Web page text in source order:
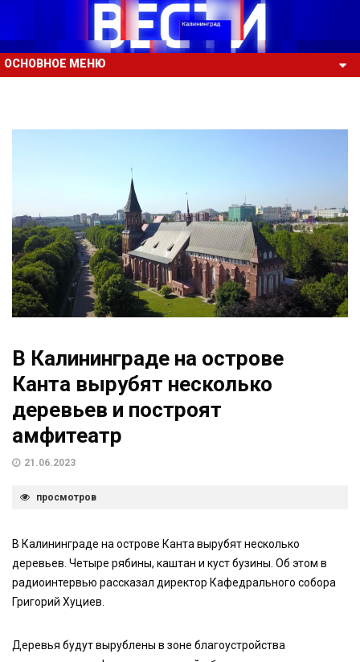
ОСНОВНОЕ МЕНЮ
В Калининграде на острове
Канта вырубят несколько
деревьев и построят
амфитеатр
21.06.2023
просмотров
В Калининграде на острове Канта вырубят несколько
деревьев. Четыре рябины, каштан и куст бузины. Об этом в
радиоинтервью рассказал директор Кафедрального собора
Григорий Хуциев.
Деревья будут вырублены в зоне благоустройства